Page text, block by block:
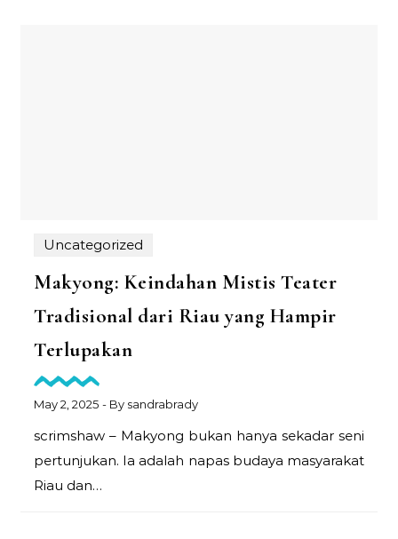
Uncategorized
Makyong: Keindahan Mistis Teater
Tradisional dari Riau yang Hampir
Terlupakan
May 2, 2025 - By sandrabrady
scrimshaw – Makyong bukan hanya sekadar seni
pertunjukan. Ia adalah napas budaya masyarakat
Riau dan…